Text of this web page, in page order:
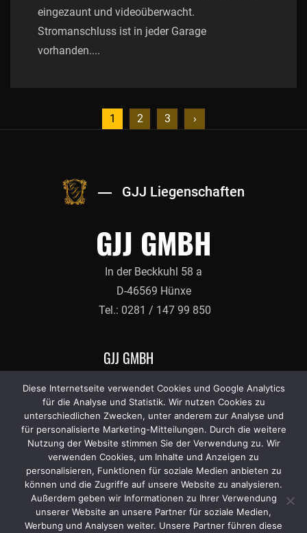
eingezaunt und videoüberwacht.
Stromanschluss ist in jeder Garage
vorhanden....
1 2 3 ›
GJJ Liegenschaften
GJJ GMBH
In der Beckkuhl 58 a
D-46569 Hünxe
Tel.: 0281 / 147 99 850
GJJ GMBH
Impressum
Datenschutzerklärung
MENU
GJJ Immobilien Vermietung Startseite
Kontakt
Diese Internetseite verwendet Cookies und Google Analytics
für die Analyse und Statistik. Wir nutzen Cookies zu
unterschiedlichen Zwecken, unter anderem zur Analyse und
für personalisierte Marketing-Mitteilungen. Durch die weitere
Nutzung der Website stimmen Sie der Verwendung zu. Wir
verwenden Cookies, um Inhalte und Anzeigen zu
personalisieren, Funktionen für soziale Medien anbieten zu
können und die Zugriffe auf unsere Website zu analysieren.
Außerdem geben wir Informationen zu Ihrer Verwendung
unserer Website an unsere Partner für soziale Medien,
Werbung und Analysen weiter. Unsere Partner führen diese